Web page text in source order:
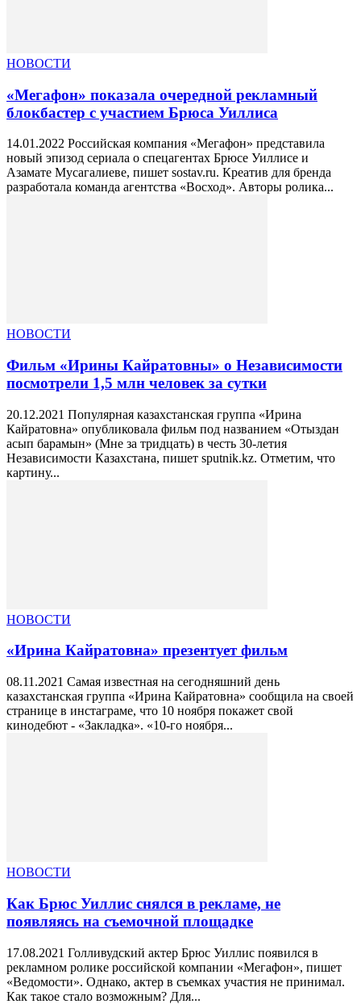
НОВОСТИ
«Мегафон» показала очередной рекламный
блокбастер с участием Брюса Уиллиса
14.01.2022 Российская компания «Мегафон» представила
новый эпизод сериала о спецагентах Брюсе Уиллисе и
Азамате Мусагалиеве, пишет sostav.ru. Креатив для бренда
разработала команда агентства «Восход». Авторы ролика...
НОВОСТИ
Фильм «Ирины Кайратовны» о Независимости
посмотрели 1,5 млн человек за сутки
20.12.2021 Популярная казахстанская группа «Ирина
Кайратовна» опубликовала фильм под названием «Отыздан
асып барамын» (Мне за тридцать) в честь 30-летия
Независимости Казахстана, пишет sputnik.kz. Отметим, что
картину...
НОВОСТИ
«Ирина Кайратовна» презентует фильм
08.11.2021 Самая известная на сегодняшний день
казахстанская группа «Ирина Кайратовна» сообщила на своей
странице в инстаграме, что 10 ноября покажет свой
кинодебют - «Закладка». «10-го ноября...
НОВОСТИ
Как Брюс Уиллис снялся в рекламе, не
появляясь на съемочной площадке
17.08.2021 Голливудский актер Брюс Уиллис появился в
рекламном ролике российской компании «Мегафон», пишет
«Ведомости». Однако, актер в съемках участия не принимал.
Как такое стало возможным? Для...